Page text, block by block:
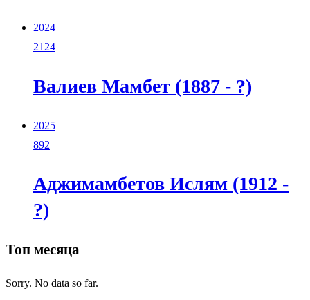
2024
2124
Валиев Мамбет (1887 - ?)
2025
892
Аджимамбетов Ислям (1912 -
?)
Топ месяца
Sorry. No data so far.